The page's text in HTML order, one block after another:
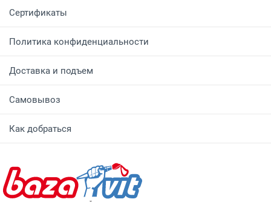
Сертификаты
Политика конфиденциальности
Доставка и подъем
Самовывоз
Как добраться